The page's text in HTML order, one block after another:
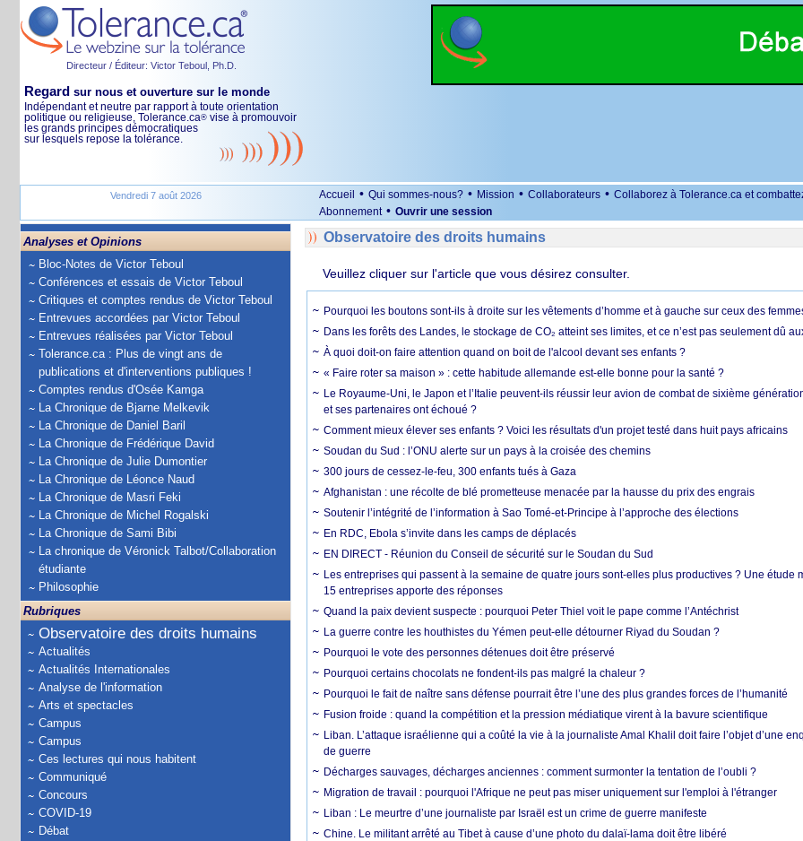
Directeur / Éditeur: Victor Teboul, Ph.D.
Regard sur nous et ouverture sur le monde
Indépendant et neutre par rapport à toute orientation
politique ou religieuse, Tolerance.ca® vise à promouvoir
les grands principes démocratiques
sur lesquels repose la tolérance.
Vendredi 7 août 2026 Accueil • Qui sommes-nous? • Mission • Collaborateurs • Collaborez à Tolerance.ca et
Abonnement • Ouvrir une session
Analyses et Opinions
Bloc-Notes de Victor Teboul
Conférences et essais de Victor Teboul
Critiques et comptes rendus de Victor Teboul
Entrevues accordées par Victor Teboul
Entrevues réalisées par Victor Teboul
Tolerance.ca : Plus de vingt ans de
publications et d'interventions publiques !
Comptes rendus d'Osée Kamga
La Chronique de Bjarne Melkevik
La Chronique de Daniel Baril
La Chronique de Frédérique David
La Chronique de Julie Dumontier
La Chronique de Léonce Naud
La Chronique de Masri Feki
La Chronique de Michel Rogalski
La Chronique de Sami Bibi
La chronique de Véronick Talbot/Collaboration
étudiante
Philosophie
Rubriques
Observatoire des droits humains
Actualités
Actualités Internationales
Analyse de l'information
Arts et spectacles
Campus
Campus
Ces lectures qui nous habitent
Communiqué
Concours
COVID-19
Débat
Observatoire des droits humains
Veuillez cliquer sur l'article que vous désirez consulter.
Pourquoi les boutons sont-ils à droite sur les vêtements d’homme et à gauche sur ceux des
Dans les forêts des Landes, le stockage de CO₂ atteint ses limites, et ce n’est pas seulement dû
À quoi doit-on faire attention quand on boit de l'alcool devant ses enfants ?
« Faire roter sa maison » : cette habitude allemande est-elle bonne pour la santé ?
Le Royaume-Uni, le Japon et l’Italie peuvent-ils réussir leur avion de combat de sixième
et ses partenaires ont échoué ?
Comment mieux élever ses enfants ? Voici les résultats d'un projet testé dans huit pays africains
Soudan du Sud : l’ONU alerte sur un pays à la croisée des chemins
300 jours de cessez-le-feu, 300 enfants tués à Gaza
Afghanistan : une récolte de blé prometteuse menacée par la hausse du prix des engrais
Soutenir l’intégrité de l’information à Sao Tomé-et-Principe à l’approche des élections
En RDC, Ebola s’invite dans les camps de déplacés
EN DIRECT - Réunion du Conseil de sécurité sur le Soudan du Sud
Les entreprises qui passent à la semaine de quatre jours sont-elles plus productives ? Une étude
15 entreprises apporte des réponses
Quand la paix devient suspecte : pourquoi Peter Thiel voit le pape comme l’Antéchrist
La guerre contre les houthistes du Yémen peut-elle détourner Riyad du Soudan ?
Pourquoi le vote des personnes détenues doit être préservé
Pourquoi certains chocolats ne fondent-ils pas malgré la chaleur ?
Pourquoi le fait de naître sans défense pourrait être l’une des plus grandes forces de l’humanité
Fusion froide : quand la compétition et la pression médiatique virent à la bavure scientifique
Liban. L’attaque israélienne qui a coûté la vie à la journaliste Amal Khalil doit faire l’objet d’une
de guerre
Décharges sauvages, décharges anciennes : comment surmonter la tentation de l’oubli ?
Migration de travail : pourquoi l'Afrique ne peut pas miser uniquement sur l'emploi à l'étranger
Liban : Le meurtre d’une journaliste par Israël est un crime de guerre manifeste
Chine. Le militant arrêté au Tibet à cause d’une photo du dalaï-lama doit être libéré